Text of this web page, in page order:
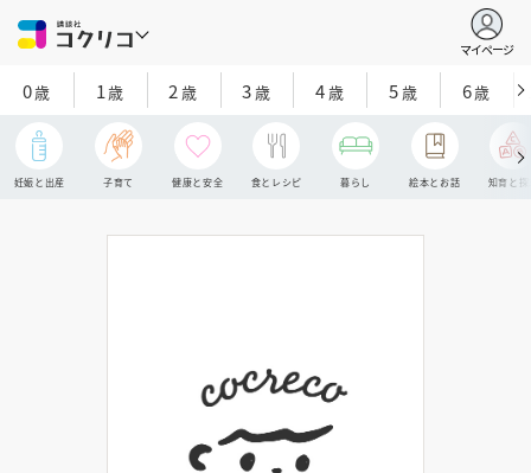
マイページ
0歳 1歳 2 歳 3歳 4歳 5歳 6歳
妊娠と出産 子育て 健康と安全 食とレシピ 暮らし 絵本とお話 知育と探